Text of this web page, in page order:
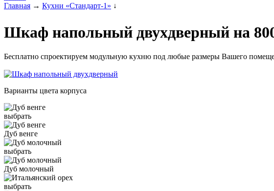
Главная → Кухни «Стандарт-1» ↓
Шкаф напольный двухдверный на
Бесплатно спроектируем модульную кухню под любые размеры Вашего
Варианты цвета корпуса
выбрать
Дуб венге
выбрать
Дуб молочный
выбрать